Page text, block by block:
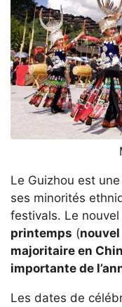
Le Guizhou est
ses minorités
festivals. Le nouvel
printemps (
majoritaire en
importante de
Les dates de